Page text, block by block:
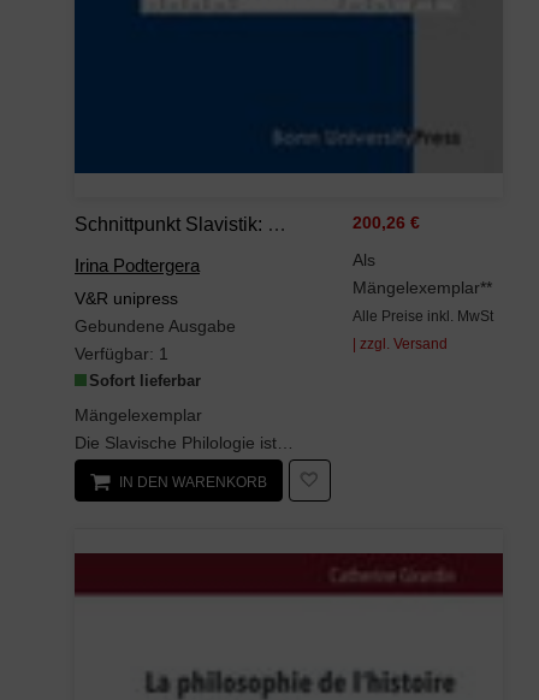
Schnittpunkt Slavistik: Ost Und West Im Wissenschaftlichen Dialog
Irina Podtergera
V&R unipress
Gebundene Ausgabe
Verfügbar: 1
Sofort lieferbar
Mängelexemplar
200,26 €
Als
Mängelexemplar**
Alle Preise inkl. MwSt
| zzgl. Versand
IN DEN WARENKORB